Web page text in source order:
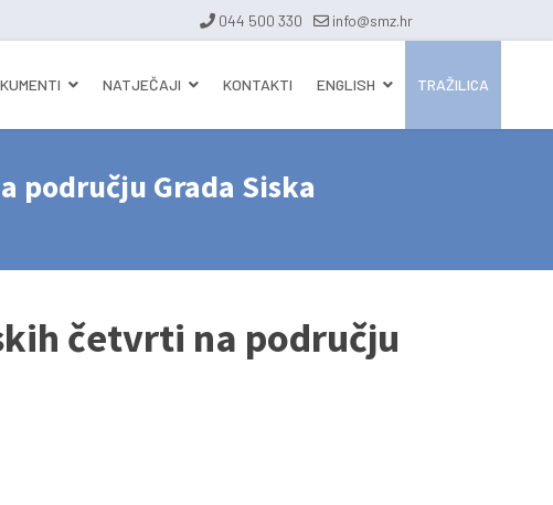
044 500 330 info@smz.hr
NATJEČAJI KONTAKTI ENGLISH TRAŽILICA
području Grada Siska
četvrti na području